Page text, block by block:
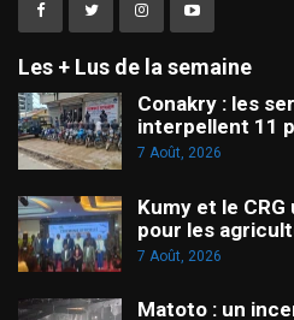
Les + Lus de la semaine
Conakry : les
interpellent 11
7 Août, 2026
Kumy et le
pour les
7 Août, 2026
Matoto : un